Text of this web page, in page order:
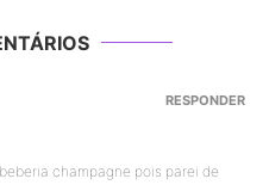
champagne pois parei de
RESPONDER